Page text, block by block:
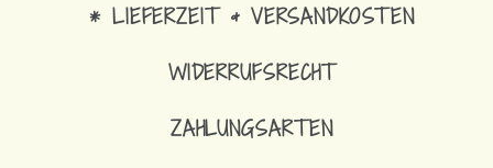
* LIEFERZEIT & VERSANDKOSTEN
WIDERRUFSRECHT
ZAHLUNGSARTEN